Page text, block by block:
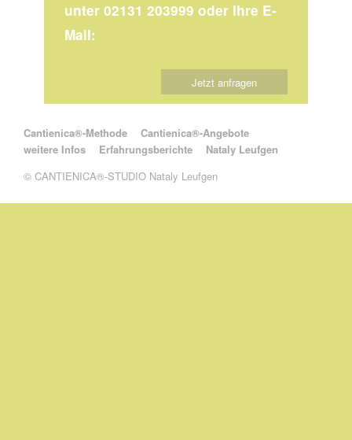
unter 02131 203999 oder Ihre E-
Mail:
Jetzt anfragen
Navigation überspringen
Cantienica®-Methode
Cantienica®-Angebote
weitere Infos
Erfahrungsberichte
Nataly Leufgen
© CANTIENICA®-STUDIO Nataly Leufgen